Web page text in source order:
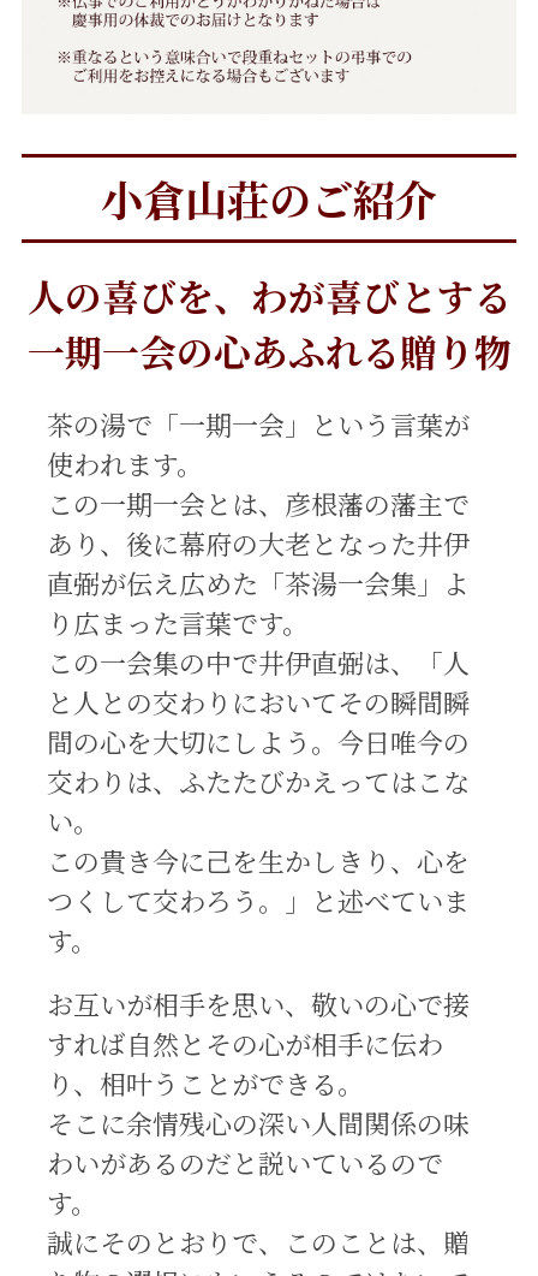
小倉山荘のご紹介
人の喜びを、わが喜びとする
一期一会の心あふれる贈り物
茶の湯で「一期一会」という言葉が
使われます。
この一期一会とは、彦根藩の藩主で
あり、後に幕府の大老となった井伊
直弼が伝え広めた「茶湯一会集」よ
り広まった言葉です。
この一会集の中で井伊直弼は、「人
と人との交わりにおいてその瞬間瞬
間の心を大切にしよう。今日唯今の
交わりは、ふたたびかえってはこな
い。
この貴き今に己を生かしきり、心を
つくして交わろう。」と述べていま
す。
お互いが相手を思い、敬いの心で接
すれば自然とその心が相手に伝わ
り、相叶うことができる。
そこに余情残心の深い人間関係の味
わいがあるのだと説いているので
す。
誠にそのとおりで、このことは、贈